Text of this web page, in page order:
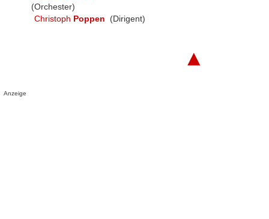
(Orchester)
Christoph Poppen (Dirigent)
▲
Anzeige